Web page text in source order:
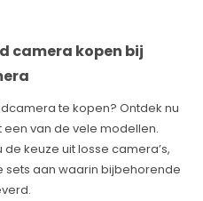
camera kopen bij
te kopen? Ontdek nu
van de vele modellen.
keuze uit losse camera’s,
aan waarin bijbehorende